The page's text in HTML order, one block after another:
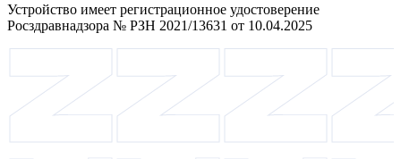
Устройство имеет регистрационное удостоверение
Росздравнадзора № РЗН 2021/13631 от 10.04.2025